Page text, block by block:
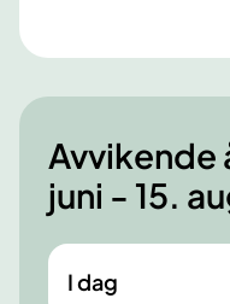
Avvikende
juni - 15.
I dag